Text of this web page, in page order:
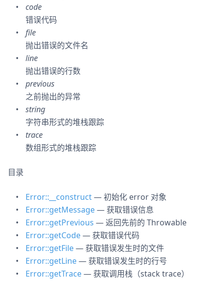
code
错误代码
file
抛出错误的文件名
line
抛出错误的行数
previous
之前抛出的异常
string
字符串形式的堆栈跟踪
trace
数组形式的堆栈跟踪
目录
Error::__construct— 初始化 error 对象
Error::getMessage— 获取错误信息
Error::getPrevious — 返回先前的 Throwable
Error::getCode— 获取错误代码
Error::getFile— 获取错误发生时的文件
Error::getLine— 获取错误发生时的行号
Error::getTrace— 获取调用栈（stack trace）